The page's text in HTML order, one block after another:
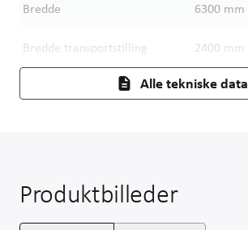
Bredde 6300 mm
Bredde transportstilling 2400 mm
Alle tekniske data
Produktbilleder